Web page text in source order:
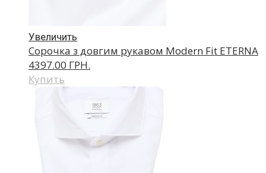
Увеличить
Сорочка з довгим рукавом Modern Fit ETERNA
4397.00 ГРН.
Купить